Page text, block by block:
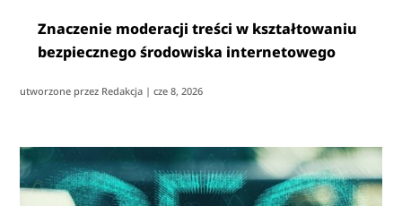
Znaczenie moderacji treści w kształtowaniu
bezpiecznego środowiska internetowego
utworzone przez Redakcja |cze 8, 2026